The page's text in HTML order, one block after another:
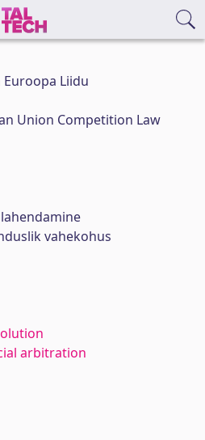
Liidu
Union Competition Law
vahekohus
arbitration